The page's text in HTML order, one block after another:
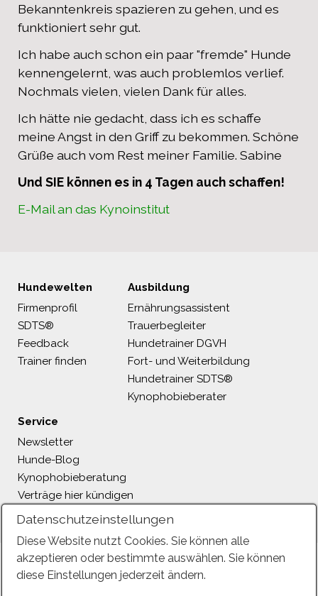
Bekanntenkreis spazieren zu gehen, und es
funktioniert sehr gut.
Ich habe auch schon ein paar "fremde" Hunde
kennengelernt, was auch problemlos verlief.
Nochmals vielen, vielen Dank für alles.
Ich hätte nie gedacht, dass ich es schaffe
meine Angst in den Griff zu bekommen. Schöne
Grüße auch vom Rest meiner Familie. Sabine
Und SIE können es in 4 Tagen auch schaffen!
E-Mail an das Kynoinstitut
Hundewelten
Firmenprofil
SDTS®
Feedback
Trainer finden
Ausbildung
Ernährungsassistent
Trauerbegleiter
Hundetrainer DGVH
Fort- und Weiterbildung
Hundetrainer SDTS®
Kynophobieberater
Service
Newsletter
Hunde-Blog
Kynophobieberatung
Verträge hier kündigen
Kontakt ❘ Impressum ❘
AGB ❘
Datenschutzeinstellungen
Diese Website nutzt Cookies. Sie können alle
akzeptieren oder bestimmte auswählen. Sie können
diese Einstellungen jederzeit ändern.